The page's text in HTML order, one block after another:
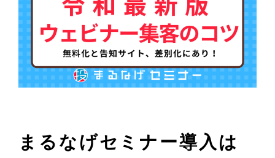
まるなげセミナー導入は